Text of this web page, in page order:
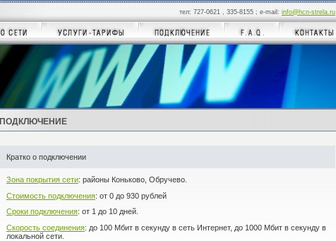
тел: 727-0621 , 335-8155 ; e-mail: info@hcn-strela.ru
ПОДКЛЮЧЕНИЕ
Кратко о подключении
Зона покрытия сети: районы Коньково, Обручево.
Стоимость подключения: от 0 до 930 рублей
Сроки подключения: от 1 до 10 дней.
Скорость соединения: до 100 Мбит в секунду в сеть Интернет, до 1000 Мбит в секунду в
локальной сети.